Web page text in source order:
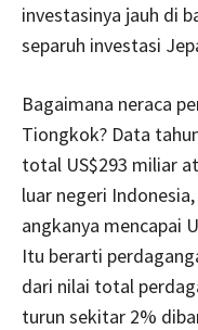
investasinya jauh di
separuh investasi
Bagaimana neraca
Tiongkok? Data
total US$293 miliar
luar negeri
angkanya mencapai
Itu berarti
dari nilai total
turun sekitar 2%